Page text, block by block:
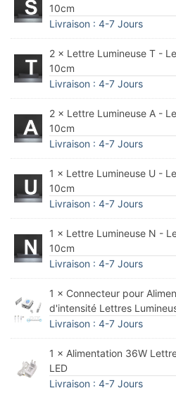
10cm
Livraison : 4-7 Jours
2 × Lettre Lumineuse T -
10cm
Livraison : 4-7 Jours
2 × Lettre Lumineuse A -
10cm
Livraison : 4-7 Jours
1 × Lettre Lumineuse U -
10cm
Livraison : 4-7 Jours
1 × Lettre Lumineuse N -
10cm
Livraison : 4-7 Jours
1 × Connecteur pour
d'intensité Lettres
Livraison : 4-7 Jours
1 × Alimentation 36W
LED
Livraison : 4-7 Jours